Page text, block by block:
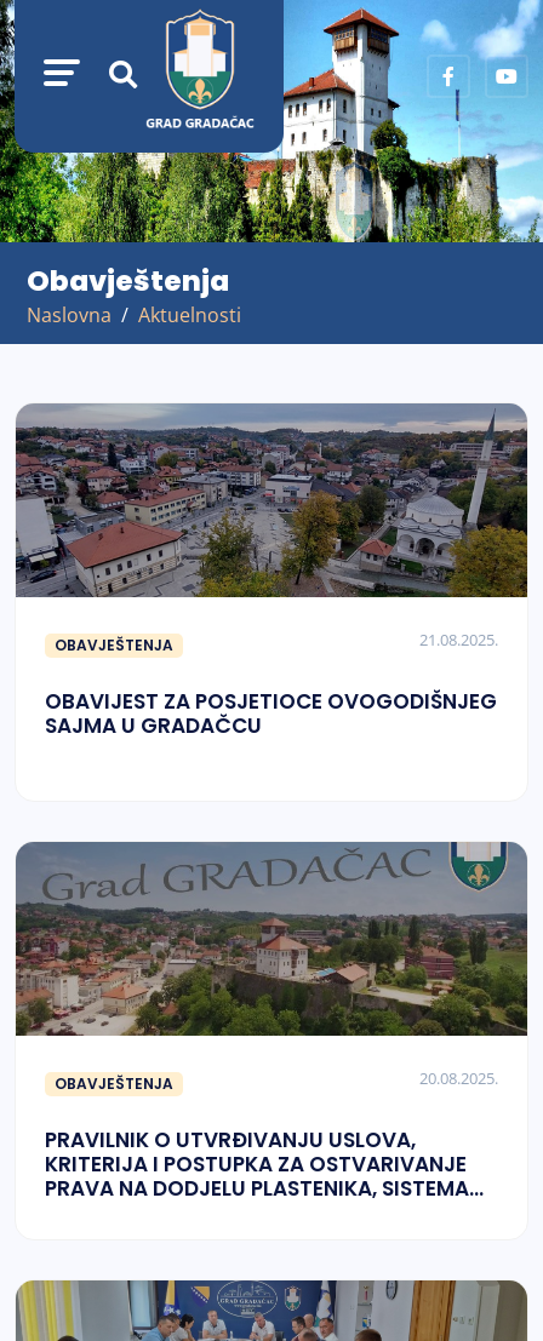
Obavještenja
Naslovna Aktuelnosti
OBAVJEŠTENJA 21.08.2025.
OBAVIJEST ZA POSJETIOCE OVOGODIŠNJEG
SAJMA U GRADAČCU
OBAVJEŠTENJA 20.08.2025.
PRAVILNIK O UTVRĐIVANJU USLOVA,
KRITERIJA I POSTUPKA ZA OSTVARIVANJE
PRAVA NA DODJELU PLASTENIKA, SISTEMA